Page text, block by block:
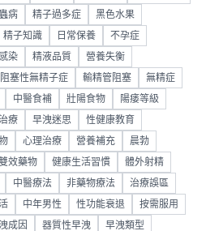
病 精子過多症 黑色水果
精子知識 日常保養 不孕症
染 精液品質 營養失衡
阻塞性無精子症 輸精管阻塞 無精症
中醫食補 壯陽食物 陽痿等級
療 早洩迷思 性健康教育
心理治療 營養補充 晨勃
效藥物 健康生活習慣 體外射精
中醫療法 非藥物療法 治療誤區
中年男性 性功能衰退 按需服用
成因 器質性早洩 早洩類型